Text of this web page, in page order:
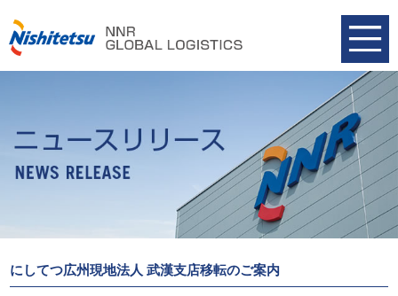
にしてつ広州現地法人 武漢支店移転のご案内